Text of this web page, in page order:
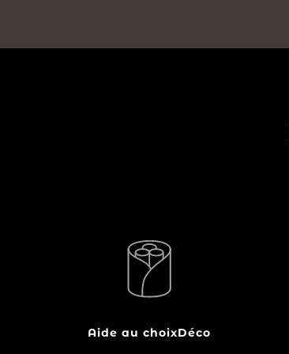
Aide au choixDéco
Accessoire indispensable et véritable
élément de décoration,
vous permet de ranger votre bois de
chauffage à proximité de votre poêle à
esthétique, il limite les aller-retours…